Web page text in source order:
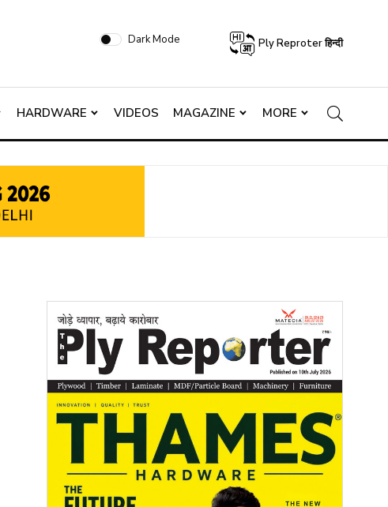
Dark Mode Ply Reproter हिन्दी
HARDWARE VIDEOS MAGAZINE MORE